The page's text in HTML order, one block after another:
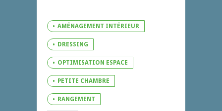
AMÉNAGEMENT INTÉRIEUR
DRESSING
OPTIMISATION ESPACE
PETITE CHAMBRE
RANGEMENT